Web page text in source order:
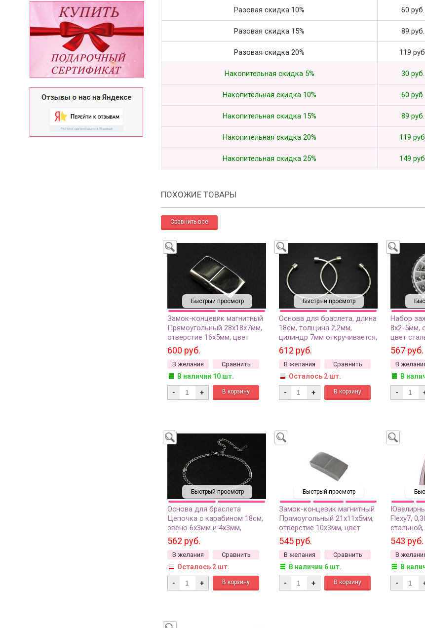
Разовая скидка 10% 60 руб.
Разовая скидка 15% 89 руб.
Разовая скидка 20% 119 руб.
Накопительная скидка 5% 30 руб.
Накопительная скидка 10% 60 руб.
Накопительная скидка 15% 89 руб.
Накопительная скидка 20% 119 руб.
Накопительная скидка 25% 149 руб.
ПОХОЖИЕ ТОВАРЫ
Быстрый просмотр
Замок-концевик магнитный
Прямоугольный 28х18х7мм,
отверстие 16х5мм, цвет
стальной, хирургическая
сталь, 10-206, 1шт
600 руб.
В желания Сравнить
В наличии 10 шт.
- +
Быстрый просмотр
Основа для браслета, длина
18см, толщина 2,2мм,
цилиндр 7мм откручивается,
цвет стальной,
хирургическая сталь, 16-044,
1шт
612 руб.
В желания Сравнить
Осталось 2 шт.
- +
Набор
8х2-5мм,
цвет
1уп
567 руб.
В
В
-
Быстрый просмотр
Основа для браслета
Цепочка с карабином 18см,
звено 6х3мм и 4х3мм,
удлинитель 7см, ячейка
4х3мм, цвет стальной,
хирургическая сталь, 16-077,
1шт
562 руб.
В желания Сравнить
Осталось 2 шт.
- +
Быстрый просмотр
Замок-концевик магнитный
Прямоугольный 21х11х5мм,
отверстие 10х3мм, цвет
стальной, хирургическая
сталь, 10-136, 1шт
545 руб.
В желания Сравнить
В наличии 6 шт.
- +
Flexy7,
543 руб.
В
В
-